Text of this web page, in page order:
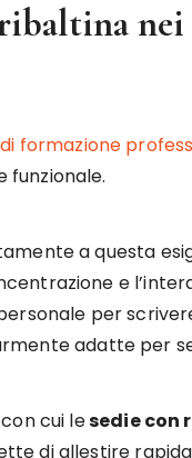
formazione
a questa
e
per
adatte per
cui lesedie con
di allestire